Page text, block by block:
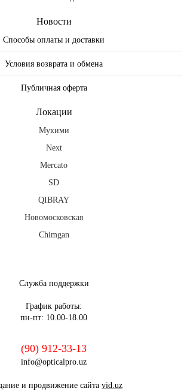
и продвижение сайта vid.uz
Новости
Способы оплаты и доставки
Условия возврата и обмена
Публичная оферта
Локации
Мукими
Next
Mercato
SD
QIBRAY
Новомосковская
Chimgan
Служба поддержки
График работы:
пн-пт: 10.00-18.00
(90) 912-33-13
info@opticalpro.uz